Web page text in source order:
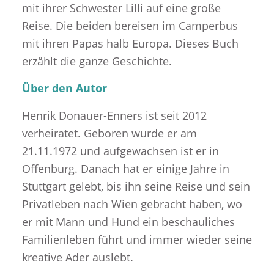
mit ihrer Schwester Lilli auf eine große
Reise. Die beiden bereisen im Camperbus
mit ihren Papas halb Europa. Dieses Buch
erzählt die ganze Geschichte.
Über den Autor
Henrik Donauer-Enners ist seit 2012
verheiratet. Geboren wurde er am
21.11.1972 und aufgewachsen ist er in
Offenburg. Danach hat er einige Jahre in
Stuttgart gelebt, bis ihn seine Reise und sein
Privatleben nach Wien gebracht haben, wo
er mit Mann und Hund ein beschauliches
Familienleben führt und immer wieder seine
kreative Ader auslebt.